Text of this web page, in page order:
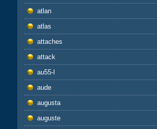
atlan
atlas
attaches
attack
au55-l
aude
augusta
auguste